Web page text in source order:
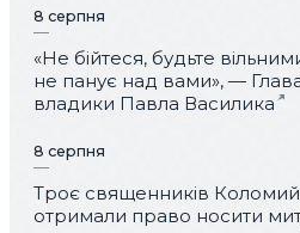
8 серпня
«Не бійтеся, будьте
не панує над вами», —
владики Павла Василика
8 серпня
Троє священників
отримали право носити